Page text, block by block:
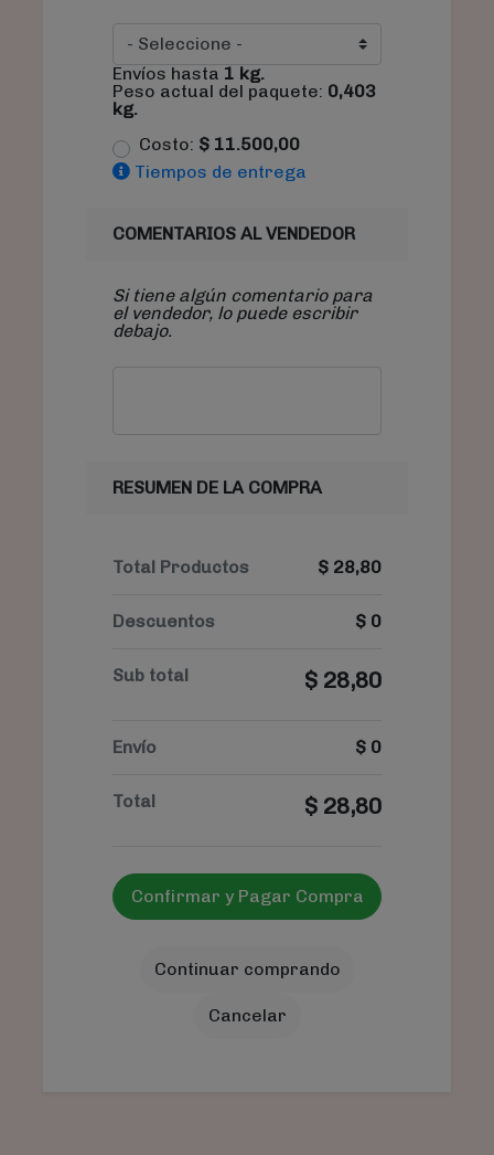
Envíos hasta 1 kg.
Peso actual del paquete: 0,403
kg.
Costo: $ 11.500,00
Tiempos de entrega
COMENTARIOS AL VENDEDOR
Si tiene algún comentario para
el vendedor, lo puede escribir
debajo.
RESUMEN DE LA COMPRA
Total Productos $ 28,80
Descuentos $ 0
Sub total $ 28,80
Envío $ 0
Total $ 28,80
Confirmar y Pagar Compra
Continuar comprando
Cancelar